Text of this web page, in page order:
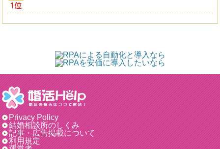
Privacy Policy
結婚相談所のしくみ
記事・広告掲載について
利用規定